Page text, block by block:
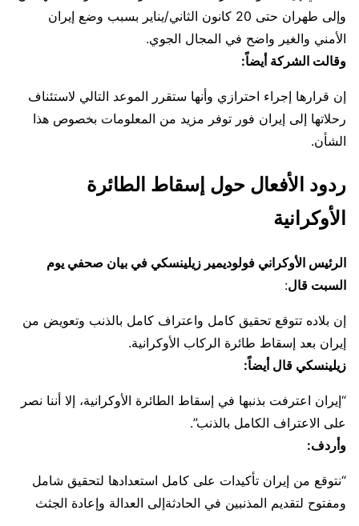
وإلى طهران حتى 20 كانون الثاني/يناير بسبب وضع إيران
الأمني والغير واضح في المجال الجوي.
وقالت الشركة أيضاً:
إن قرارها إجراء احترازي وأنها ستقرر الموعد التالي لاستئناف
رحلاتها إلى إيران فور توفر مزيد من المعلومات بخصوص هذا
الشأن.
ردود الأفعال حول إسقاط الطائرة
الأوكرانية
الرئيس الأوكراني فولوديمير زيلينسكي في بيان صحفي يوم
السبت قال:
إن بلاده تتوقع تحقيق كامل واعتراف كامل بالذنب وتعويض من
إيران بعد إسقاط طائرة الركاب الأوكرانية.
زيلينسكي قال أيضاً:
“إيران اعترفت بذنبها في إسقاط الطائرة الأوكرانية، إلا أننا نصر
على الاعتراف الكامل بالذنب”.
وأردف:
“نتوقع من إيران تأكيدات على كامل استعدادها لتحقيق شامل
ومفتوح لتقديم المذنبين في الحادثةإلى العدالة وإعادة الجثث